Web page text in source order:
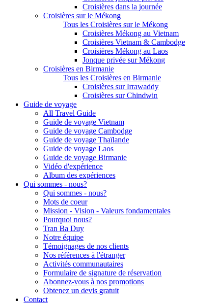
Croisières dans la journée
Croisières sur le Mékong
Tous les Croisières sur le Mékong
Croisières Mékong au Vietnam
Croisières Vietnam & Cambodge
Croisières Mékong au Laos
Jonque privée sur Mékong
Croisières en Birmanie
Tous les Croisières en Birmanie
Croisières sur Irrawaddy
Croisières sur Chindwin
Guide de voyage
All Travel Guide
Guide de voyage Vietnam
Guide de voyage Cambodge
Guide de voyage Thaïlande
Guide de voyage Laos
Guide de voyage Birmanie
Vidéo d'expérience
Album des expériences
Qui sommes - nous?
Qui sommes - nous?
Mots de coeur
Mission - Vision - Valeurs fondamentales
Pourquoi nous?
Tran Ba Duy
Notre équipe
Témoignages de nos clients
Nos références à l'étranger
Activités communautaires
Formulaire de signature de réservation
Abonnez-vous à nos promotions
Obtenez un devis gratuit
Contact